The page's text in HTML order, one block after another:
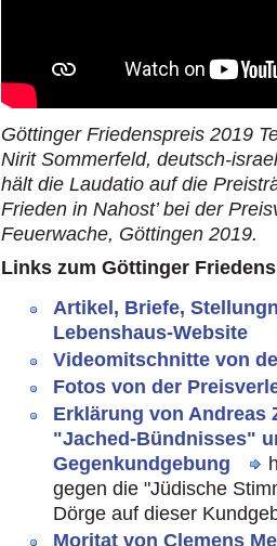
Göttinger Friedenspreis 2019
Nirit Sommerfeld, deutsch-
hält die Laudatio auf die
Frieden in Nahost’ bei der
Feuerwache, Göttingen 2019.
Links zum Göttinger
Artikel, Briefe,
Lebenshaus-Website
Videomitschnitte von
Fotos von der
Erklärung von Andreas
"Jached-Bündnisses"
Gegenkundgebung
gegen die "Jüdische
Dörge auf dieser
Moritat von Clemens